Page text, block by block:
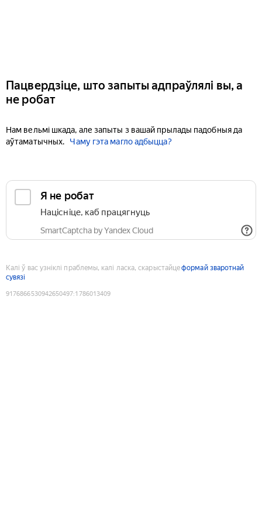
Пацвердзіце, што запыты адпраўлялі вы, а
не робат
Нам вельмі шкада, але запыты з вашай прылады падобныя да
аўтаматычных.
Чаму гэта магло адбыцца?
Я не робат
Націсніце, каб працягнуць
SmartCaptcha by Yandex Cloud
Калі ў вас узніклі праблемы, калі ласка, скарыстайцеформай зваротнай
сувязі
9176866530942650497:1786013409